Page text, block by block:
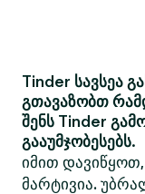
Tinder სავსეა
გთავაზობთ
შენს Tinder
გააუმჯობესებს.
იმით
მარტივია.